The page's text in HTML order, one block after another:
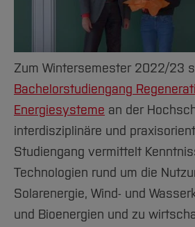
Arbeiten im FB G
Forschung und Projekte
International
Team
Studiengänge
Studieninteressierte
Aktuelles
Studium
Forschung und Entwicklung
International
Team
Service
Amtliche
Notfall-Infos
BO Shop
Familiengerechte
Gleichstellung
Diskriminierungsfreie
Vertretungen
Wahlen
Hochschulbibliothek
Hochschulkommunikation
International Office
Medienzentrum
qed-Stiftung
Zentrale Studienberatung
Zum Wintersemester 2022/23
Bachelorstudiengang
Energiesysteme an der
interdisziplinäre und
Studiengang vermittelt
Technologien rund um die
Solarenergie, Wind- und
und Bioenergien und zu